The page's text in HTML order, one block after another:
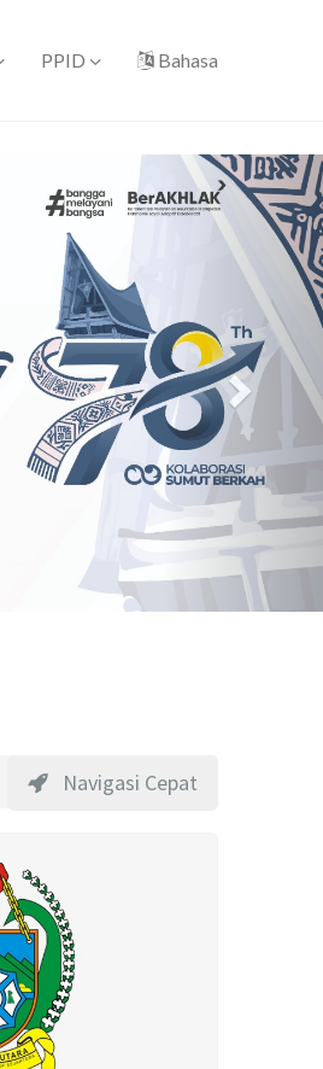
PPID Bahasa
Next
Navigasi Cepat